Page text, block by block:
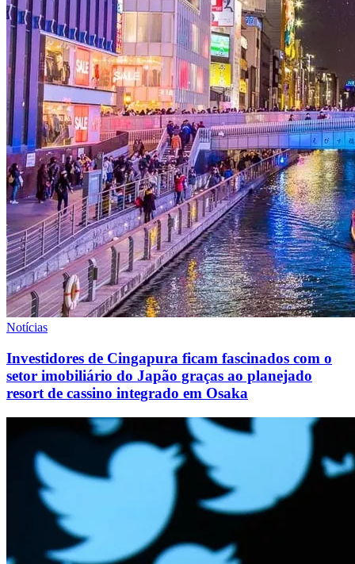
Notícias
Investidores de Cingapura ficam fascinados com o
setor imobiliário do Japão graças ao planejado
resort de cassino integrado em Osaka